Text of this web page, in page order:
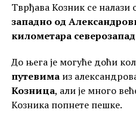
Тврђава Козник се налази
западно од
километара
До њега је могуће доћи
путевимаиз
Козница, али је много
Козника попнете пешке.